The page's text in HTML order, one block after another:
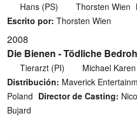
Hans (PS) Thorsten Wien
Escrito por: Thorsten Wien
2008
Die Bienen - Tödliche
Tierarzt (PI) Michael Karen
Distribución: Maverick
Poland Director de Casting:
Bujard